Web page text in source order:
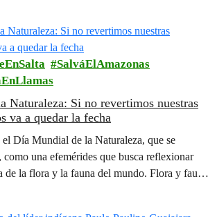
SalváElAmazonas
Naturaleza: Si no revertimos nuestras
va a quedar la fecha
Día Mundial de la Naturaleza, que se
como una efemérides que busca reflexionar
de la flora y la fauna del mundo. Flora y fauna
estamos destruyendo.